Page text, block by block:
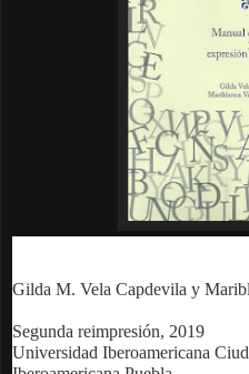
Gilda M. Vela Capdevila y
Segunda reimpresión, 2019
Universidad Iberoamericana